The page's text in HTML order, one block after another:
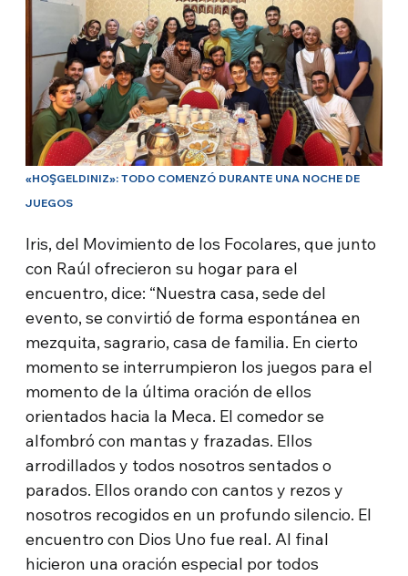
«HOŞGELDINIZ»: TODO COMENZÓ DURANTE UNA NOCHE DE
JUEGOS
Iris, del Movimiento de los Focolares, que junto
con Raúl ofrecieron su hogar para el
encuentro, dice: “Nuestra casa, sede del
evento, se convirtió de forma espontánea en
mezquita, sagrario, casa de familia. En cierto
momento se interrumpieron los juegos para el
momento de la última oración de ellos
orientados hacia la Meca. El comedor se
alfombró con mantas y frazadas. Ellos
arrodillados y todos nosotros sentados o
parados. Ellos orando con cantos y rezos y
nosotros recogidos en un profundo silencio. El
encuentro con Dios Uno fue real. Al final
hicieron una oración especial por todos